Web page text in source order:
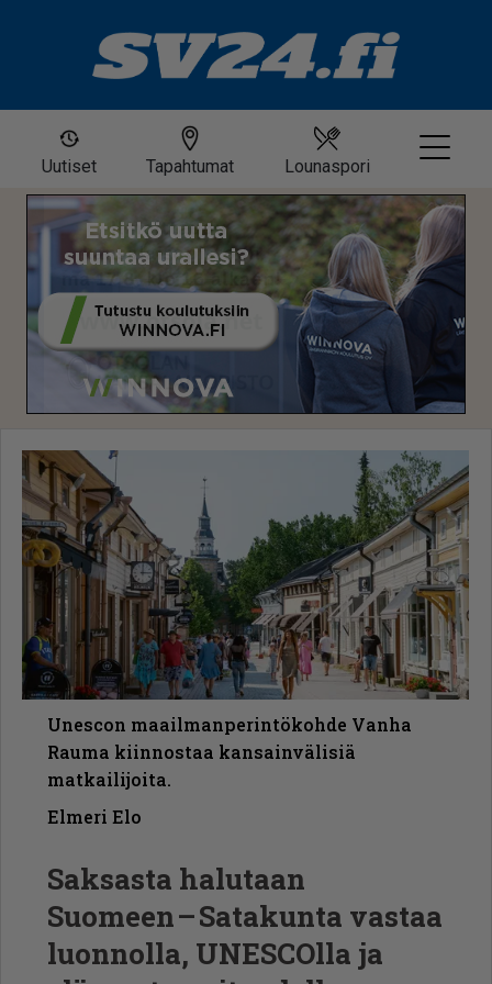
Uutiset Tapahtumat Lounaspori
Unescon maailmanperintökohde Vanha
Rauma kiinnostaa kansainvälisiä
matkailijoita.
Elmeri Elo
Saksasta halutaan
Suomeen – Satakunta vastaa
luonnolla, UNESCOlla ja